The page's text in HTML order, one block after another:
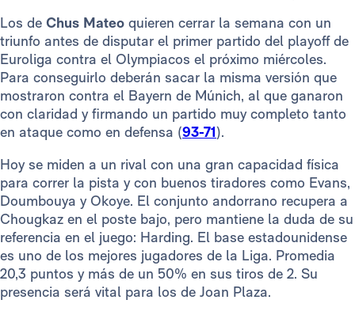
Los de Chus Mateo quieren cerrar la semana con un
triunfo antes de disputar el primer partido del playoff de
Euroliga contra el Olympiacos el próximo miércoles.
Para conseguirlo deberán sacar la misma versión que
mostraron contra el Bayern de Múnich, al que ganaron
con claridad y firmando un partido muy completo tanto
en ataque como en defensa (93-71).
Hoy se miden a un rival con una gran capacidad física
para correr la pista y con buenos tiradores como Evans,
Doumbouya y Okoye. El conjunto andorrano recupera a
Chougkaz en el poste bajo, pero mantiene la duda de su
referencia en el juego: Harding. El base estadounidense
es uno de los mejores jugadores de la Liga. Promedia
20,3 puntos y más de un 50% en sus tiros de 2. Su
presencia será vital para los de Joan Plaza.